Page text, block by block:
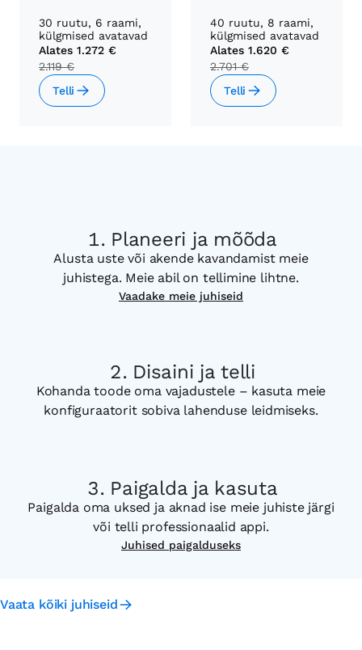
30 ruutu, 6 raami,
külgmised avatavad
Alates 1.272 €
2.119 €
Telli
40 ruutu, 8 raami,
külgmised avatavad
Alates 1.620 €
2.701 €
Telli
Planeeri ja mõõda
Alusta uste või akende kavandamist meie
juhistega. Meie abil on tellimine lihtne.
Vaadake meie juhiseid
Disaini ja telli
Kohanda toode oma vajadustele – kasuta meie
konfiguraatorit sobiva lahenduse leidmiseks.
Paigalda ja kasuta
Paigalda oma uksed ja aknad ise meie juhiste järgi
või telli professionaalid appi.
Juhised paigalduseks
Vaata kõiki juhiseid